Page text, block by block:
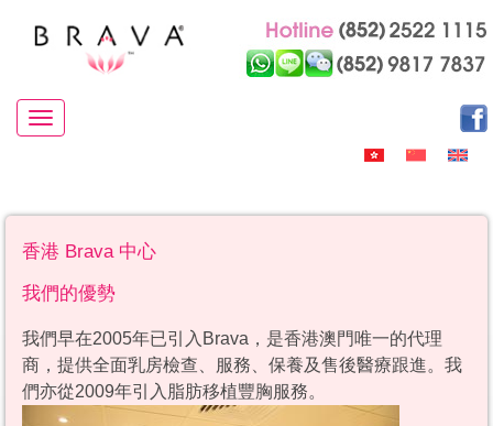
Toggle navigation
香港 Brava 中心
我們的優勢
我們早在2005年已引入Brava，是香港澳門唯一的代理
商，提供全面乳房檢查、服務、保養及售後醫療跟進。我
們亦從2009年引入脂肪移植豐胸服務。